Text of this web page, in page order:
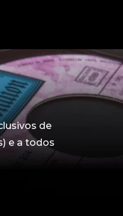
de
e a todos